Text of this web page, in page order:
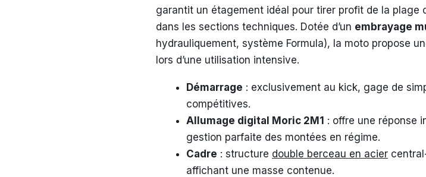
garantit un étagement idéal pour tirer profit de la
dans les sections techniques. Dotée d’un embrayage
hydrauliquement, système Formula), la moto propose
lors d’une utilisation intensive.
Démarrage : exclusivement au kick, gage de
compétitives.
Allumage digital Moric 2M1 : offre une réponse
gestion parfaite des montées en régime.
Cadre : structure double berceau en acier
affichant une masse contenue.